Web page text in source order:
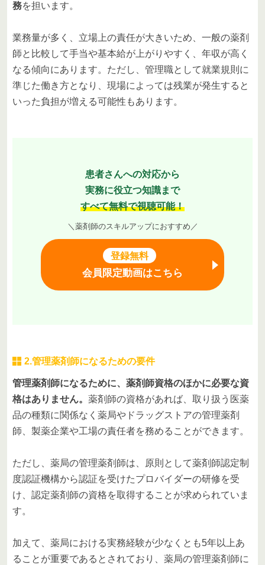
務を担います。
業務量が多く、立場上の責任が大きいため、一般の薬剤
師と比較して手当や基本給が上がりやすく、年収が高く
なる傾向にあります。ただし、管理職として就業規則に
準じた働き方となり、現場によっては残業が発生すると
いった負担が増える可能性もあります。
患者さんへの対応から
実務に役立つ知識まで
すべて無料で視聴可能！
＼薬剤師のスキルアップにおすすめ／
登録無料
会員限定動画はこちら
2.管理薬剤師になるための要件
管理薬剤師になるために、薬剤師資格のほかに必要な資
格はありません。 薬剤師の資格があれば、取り扱う医薬
品の種類に関係なく薬局やドラッグストアの管理薬剤
師、製薬企業や工場の責任者を務めることができます。
ただし、薬局の管理薬剤師は、原則として薬剤師認定制
度認証機構から認証を受けたプロバイダーの研修を受
け、認定薬剤師の資格を取得することが求められていま
す。
加えて、薬局における実務経験が少なくとも5年以上あ
ることが重要であるとされており、薬局の管理薬剤師に